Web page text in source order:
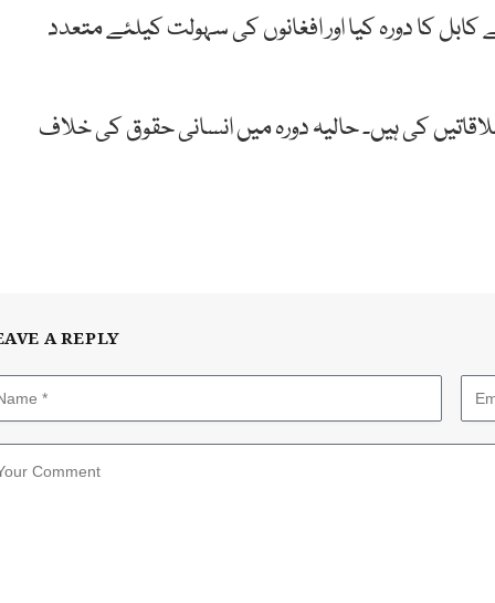
کا دورہ کیا اور افغانوں کی سہولت کیلئے متعدد
کی ہیں۔ حالیہ دورہ میں انسانی حقوق کی خلاف
A REPLY